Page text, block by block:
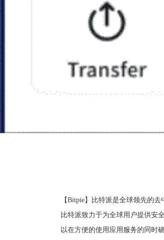
【Bitpie】比特派是全球领先的
比特派致力于为全球用户提供安
以在方便的使用应用服务的同时